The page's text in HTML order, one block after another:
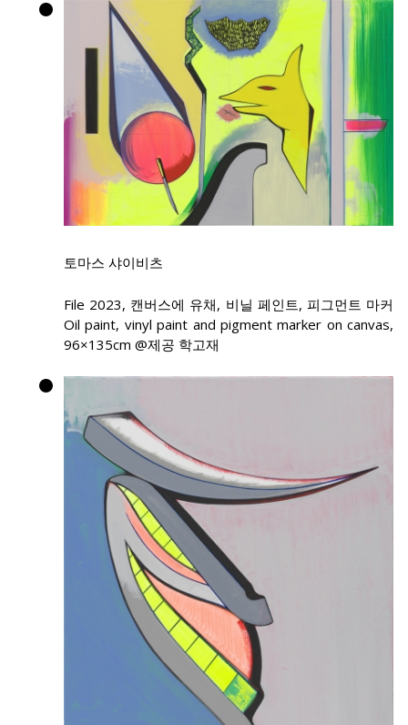
토마스 샤이비츠
File 2023, 캔버스에 유채, 비닐 페인트, 피그먼트 마커
Oil paint, vinyl paint and pigment marker on canvas,
96×135cm @제공 학고재